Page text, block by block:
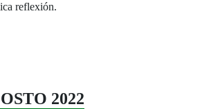
reflexión.
2022